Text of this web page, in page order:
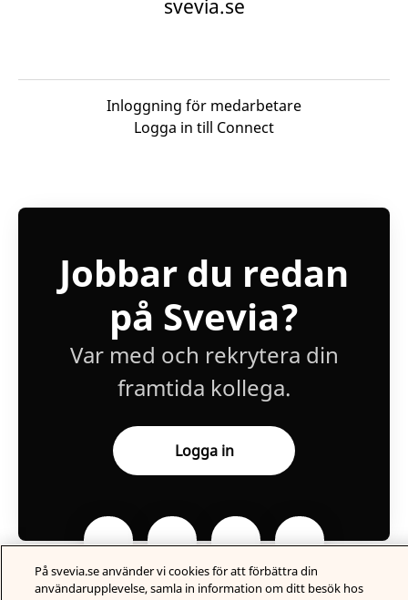
svevia.se
Inloggning för medarbetare
Logga in till Connect
Jobbar du redan
på Svevia?
Var med och rekrytera din
framtida kollega.
Logga in
På svevia.se använder vi cookies för att förbättra din
användarupplevelse, samla in information om ditt besök hos